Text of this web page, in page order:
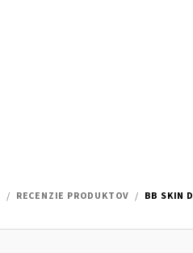
/ RECENZIE PRODUKTOV / BB SKIN